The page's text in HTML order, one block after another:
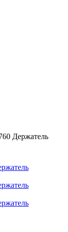
Держатель